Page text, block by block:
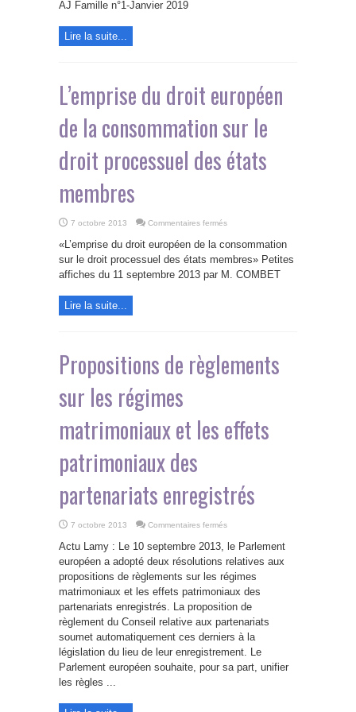
AJ Famille n°1-Janvier 2019
Lire la suite...
L’emprise du droit européen
de la consommation sur le
droit processuel des états
membres
7 octobre 2013 Commentaires fermés
droit
européen
de
la
«L’emprise du droit européen de la consommation
sur le droit processuel des états membres» Petites
affiches du 11 septembre 2013 par M. COMBET
Lire la suite...
Propositions de règlements
sur les régimes
matrimoniaux et les effets
patrimoniaux des
partenariats enregistrés
7 octobre 2013 Commentaires fermés
de
règlements
sur
les
régimes
matrimoniaux
et
effets
patrimoniaux
partenariats
enregistrés
Actu Lamy : Le 10 septembre 2013, le Parlement
européen a adopté deux résolutions relatives aux
propositions de règlements sur les régimes
matrimoniaux et les effets patrimoniaux des
partenariats enregistrés. La proposition de
règlement du Conseil relative aux partenariats
soumet automatiquement ces derniers à la
législation du lieu de leur enregistrement. Le
Parlement européen souhaite, pour sa part, unifier
les règles ...